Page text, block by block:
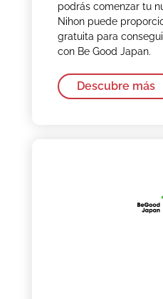
podrás comenzar tu
Nihon puede
gratuita para
con Be Good Japan.
Descubre más